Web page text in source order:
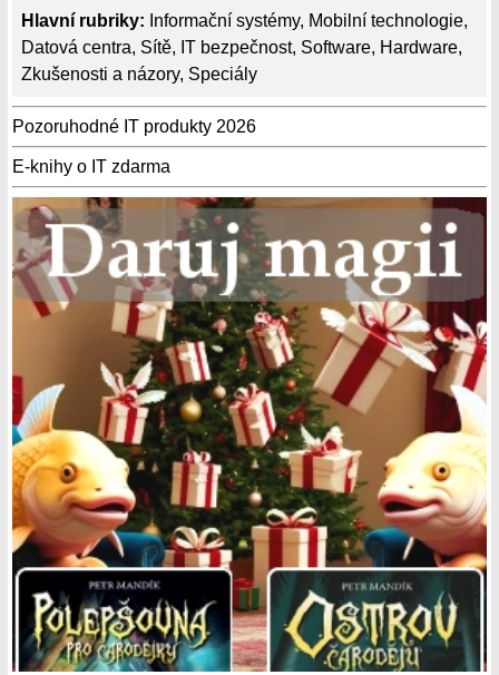
Hlavní rubriky: Informační systémy, Mobilní technologie,
Datová centra, Sítě, IT bezpečnost, Software, Hardware,
Zkušenosti a názory, Speciály
Pozoruhodné IT produkty 2026
E-knihy o IT zdarma